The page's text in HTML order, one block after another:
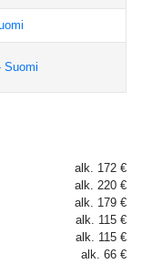
Suomi
alk. 172 €
alk. 220 €
alk. 179 €
alk. 115 €
alk. 115 €
alk. 66 €